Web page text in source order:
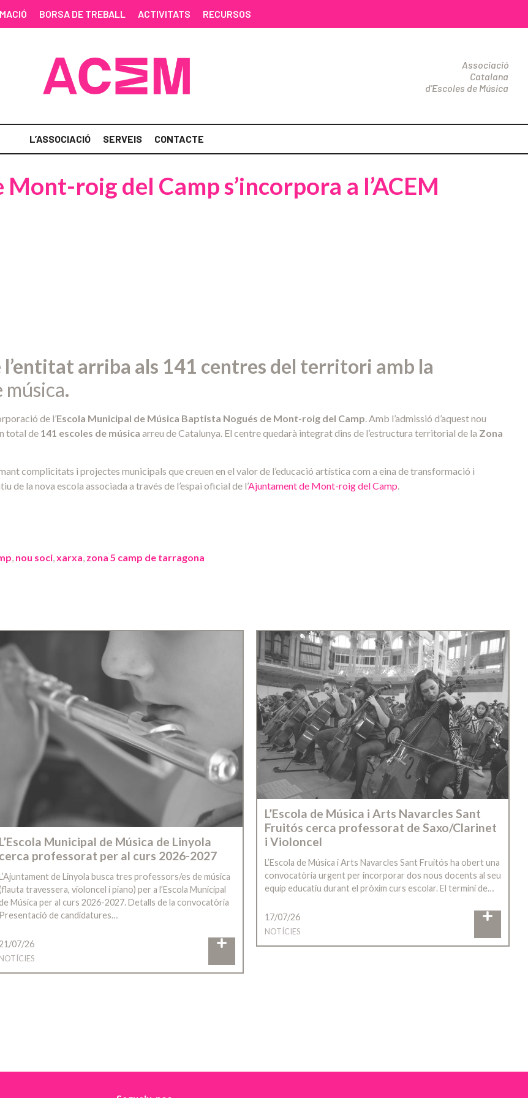
BORSA DE TREBALL ACTIVITATS RECURSOS
Associació
Catalana
d'Escoles de Música
L’ASSOCIACIÓ SERVEIS CONTACTE
roig del Camp s’incorpora a l’ACEM
l’entitat arriba als 141 centres del territori amb la
música.
de l’Escola Municipal de Música Baptista Nogués de Mont-roig del Camp. Amb l’admissió d’aquest nou
total de 141 escoles de música arreu de Catalunya. El centre quedarà integrat dins de l’estructura territorial de la Zona
complicitats i projectes municipals que creuen en el valor de l’educació artística com a eina de transformació i
la nova escola associada a través de l’espai oficial de l’Ajuntament de Mont-roig del Camp.
, nou soci,xarxa, zona 5 camp de tarragona
L’Escola Municipal de Música de Linyola
cerca professorat per al curs 2026-2027
de Linyola busca tres professors/es de música
travessera, violoncel i piano) per a l’Escola Municipal
de Música per al curs 2026-2027. Detalls de la convocatòria
Presentació de candidatures…
07/26
NOTÍCIES
L’Escola de Música i Arts Navarcles Sant
Fruitós cerca professorat de Saxo/Clarinet
i Violoncel
L’Escola de Música i Arts Navarcles Sant Fruitós ha obert una
convocatòria urgent per incorporar dos nous docents al seu
equip educatiu durant el pròxim curs escolar. El termini de…
17/07/26
NOTÍCIES